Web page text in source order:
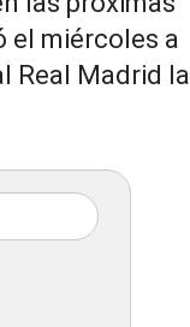
el miércoles a
Real Madrid la